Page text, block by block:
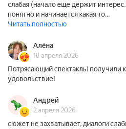
слабая (начало еще держит
понятно и начинается какая то…
Читать полностью
Алёна
18 апреля 2026
Потрясающий спектакль! получили
удовольствие!
Андрей
2 апреля 2026
сюжет не захватывает, диалоги